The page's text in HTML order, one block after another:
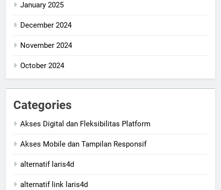
January 2025
December 2024
November 2024
October 2024
Categories
Akses Digital dan Fleksibilitas Platform
Akses Mobile dan Tampilan Responsif
alternatif laris4d
alternatif link laris4d